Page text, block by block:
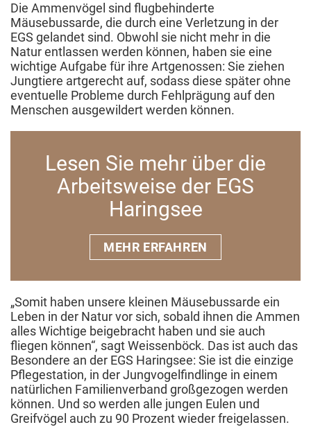
Die Ammenvögel sind flugbehinderte
Mäusebussarde, die durch eine Verletzung in der
EGS gelandet sind. Obwohl sie nicht mehr in die
Natur entlassen werden können, haben sie eine
wichtige Aufgabe für ihre Artgenossen: Sie ziehen
Jungtiere artgerecht auf, sodass diese später ohne
eventuelle Probleme durch Fehlprägung auf den
Menschen ausgewildert werden können.
Lesen Sie mehr über die
Arbeitsweise der EGS
Haringsee
MEHR ERFAHREN
„Somit haben unsere kleinen Mäusebussarde ein
Leben in der Natur vor sich, sobald ihnen die Ammen
alles Wichtige beigebracht haben und sie auch
fliegen können“, sagt Weissenböck. Das ist auch das
Besondere an der EGS Haringsee: Sie ist die einzige
Pflegestation, in der Jungvogelfindlinge in einem
natürlichen Familienverband großgezogen werden
können. Und so werden alle jungen Eulen und
Greifvögel auch zu 90 Prozent wieder freigelassen.